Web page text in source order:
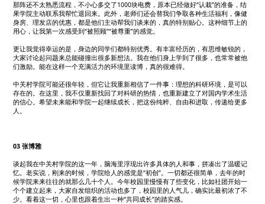
那阵还不太熟悉流程，不小心多交了1000块电费，原本已经做好“认栽”的准备，结
果学院主动联系我帮忙退回来。此外，老师们还会替我们争取各种生活福利，像健
身房、理发店的优惠，都是他们主动帮我们谈来的，真的特别贴心。这种细节上的
用心，让我第一次感受到“被照顾”“被尊重”的感觉。
更让我觉得幸运的是，身边的同学们都特别优秀。有丰富经历的，有思维敏锐的，
大家讨论起问题来总能碰撞出很多新想法。我在他们身上学到了很多，也常常被他
们激励。能在这样一个充满活力的环境里读博，真的很难得。
中关村学院可能还很年轻，但它让我重新相信了一件事：理想的科研环境，是可以
存在的。在这里，我不仅重新找回了对科研的热情，也重新建立了对国内学术生活
的信心。希望未来能和学院一起继续成长，把这份纯粹、自由和进取，传递给更多
人。
03 张博雅
谈起我在中关村学院的这一年，脑海里浮现出许多具体的人和事，拼凑出了温暖记
忆。老实说，刚来的时候，学院给人的感觉是“初创”。一切都还很简单，去年的时
候学院来来往往的就那么几十个人。今年校园里慢慢有了些变化，比如社团开始一
个个建立起来，大家自发组织的活动也多了，校园里的人气儿，确实比最初浓了不
少。看着这一切，心里也跟着生出一种“共同成长”的踏实感。